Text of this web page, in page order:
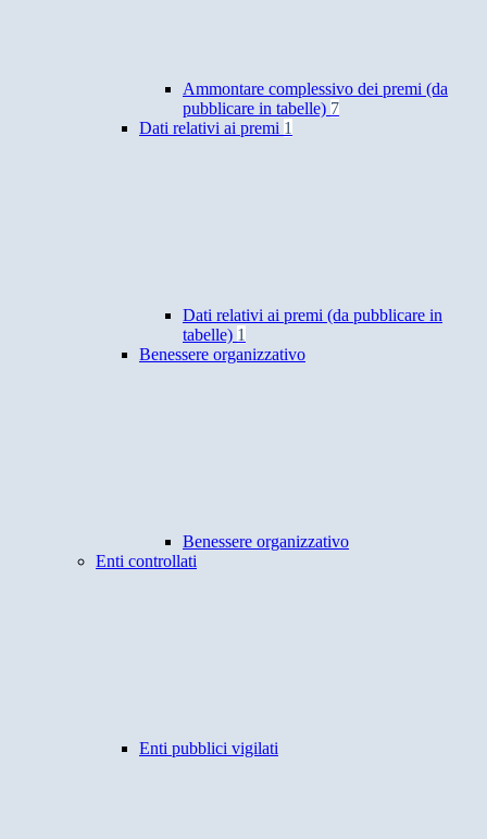
Ammontare complessivo dei premi (da
pubblicare in tabelle) 7
Dati relativi ai premi 1
Dati relativi ai premi (da pubblicare in
tabelle) 1
Benessere organizzativo
Benessere organizzativo
Enti controllati
Enti pubblici vigilati